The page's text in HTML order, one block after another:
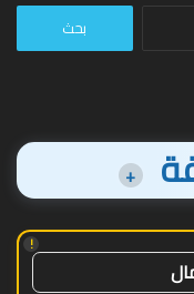
البحث
+
!